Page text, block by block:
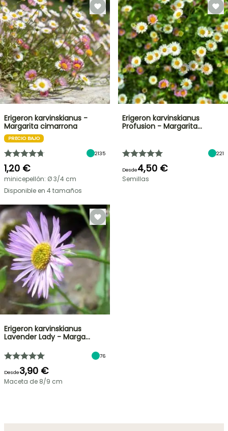
Erigeron karvinskianus -
Margarita cimarrona
PRECIO BAJO
2135
1,20 €
minicepellón: Ø 3/4 cm
Disponible en 4 tamaños
Erigeron karvinskianus
Profusion - Margarita…
221
Desde4,50 €
Semillas
Erigeron karvinskianus
Lavender Lady - Marga…
76
Desde3,90 €
Maceta de 8/9 cm